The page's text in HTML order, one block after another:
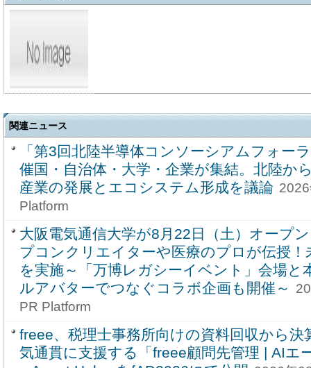
関連ニュース
「第3回北陸半導体コンソーシアムフォー
催国・自治体・大学・企業が集結。北陸か
産業の発展とエコシステム形成を議論
Platform
大阪電気通信大学が8月22日（土）オープ
プコンクリエイターや医療のプロが伝授！
を実施～「万博レガシーイベント」会場と
ルアバターでつなぐコラボ企画も開催～
PR Platform
freee、税理士事務所向けの資料回収から決
気通貫に支援する「freee顧問先管理 | AIエ